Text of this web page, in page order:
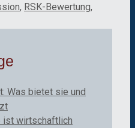
, RSK-Bewertung,
Was bietet sie und
ist wirtschaftlich